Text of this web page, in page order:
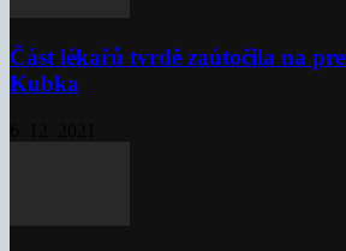
Část lékařů tvrdě zaútočila na
Kubka